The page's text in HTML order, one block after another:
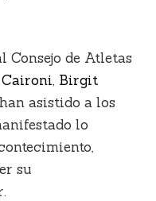
Consejo de Atletas
, Birgit
asistido a los
lo
su